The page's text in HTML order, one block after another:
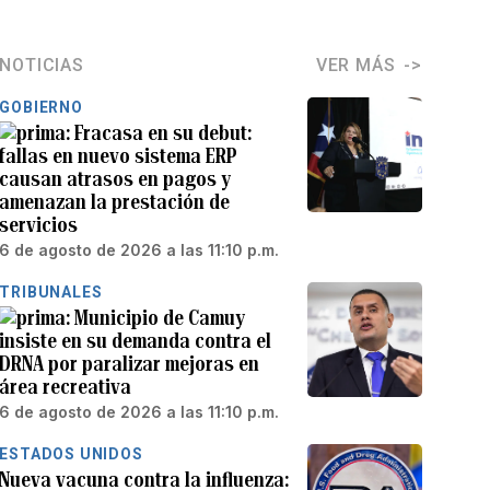
NOTICIAS VER MÁS
GOBIERNO
Fracasa en su debut:
fallas en nuevo sistema ERP
causan atrasos en pagos y
amenazan la prestación de
servicios
6 de agosto de 2026 a las 11:10 p.m.
TRIBUNALES
Municipio de Camuy
insiste en su demanda contra el
DRNA por paralizar mejoras en
área recreativa
6 de agosto de 2026 a las 11:10 p.m.
ESTADOS UNIDOS
Nueva vacuna contra la influenza: